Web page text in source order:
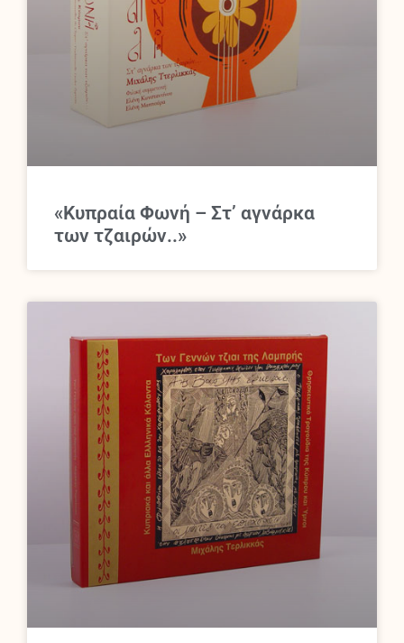
«Κυπραία Φωνή – Στ’ αγνάρκα
των τζαιρών..»